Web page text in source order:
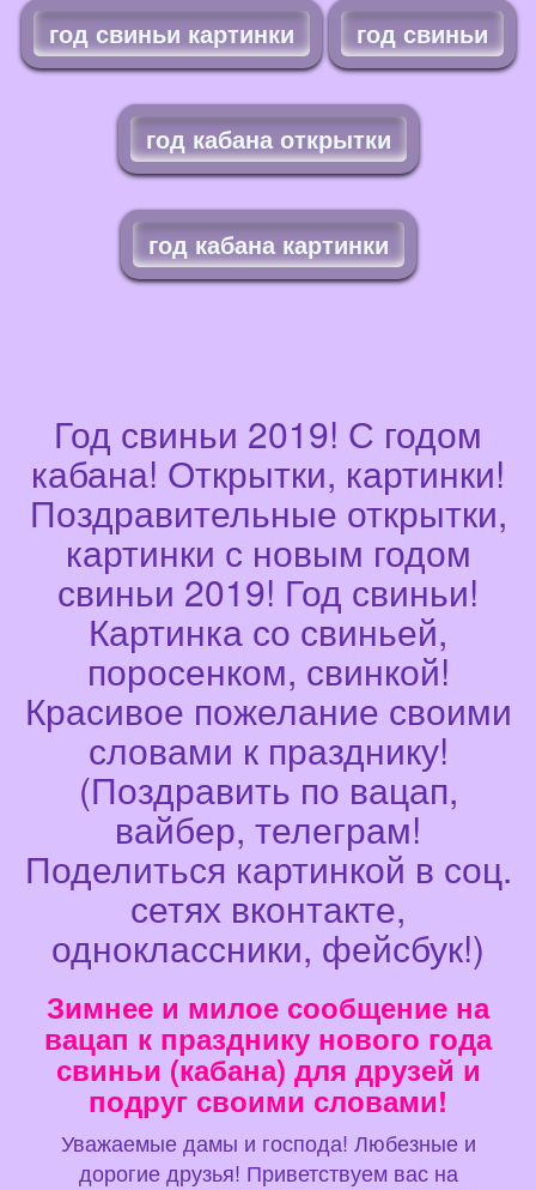
год свиньи картинки год свиньи
год кабана открытки
год кабана картинки
Год свиньи 2019! С годом
кабана! Открытки, картинки!
Поздравительные открытки,
картинки с новым годом
свиньи 2019! Год свиньи!
Картинка со свиньей,
поросенком, свинкой!
Красивое пожелание своими
словами к празднику!
(Поздравить по вацап,
вайбер, телеграм!
Поделиться картинкой в соц.
сетях вконтакте,
одноклассники, фейсбук!)
Зимнее и милое сообщение на
вацап к празднику нового года
свиньи (кабана) для друзей и
подруг своими словами!
Уважаемые дамы и господа! Любезные и
дорогие друзья! Приветствуем вас на